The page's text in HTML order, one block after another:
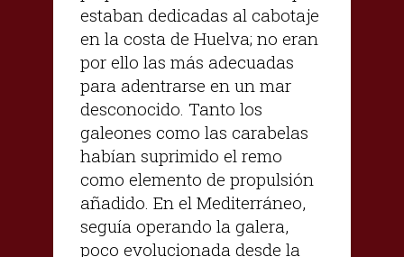
estaban dedicadas al cabotaje
en la costa de Huelva; no eran
por ello las más adecuadas
para adentrarse en un mar
desconocido. Tanto los
galeones como las carabelas
habían suprimido el remo
como elemento de propulsión
añadido. En el Mediterráneo,
seguía operando la galera,
poco evolucionada desde la